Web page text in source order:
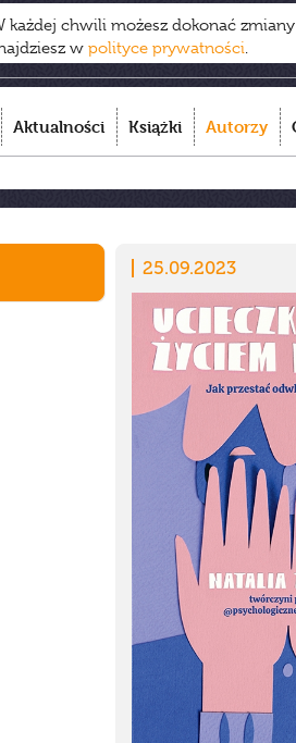
każdej chwili możesz dokonać
w polityce prywatności.
Aktualności Książki Autorzy
25.09.2023